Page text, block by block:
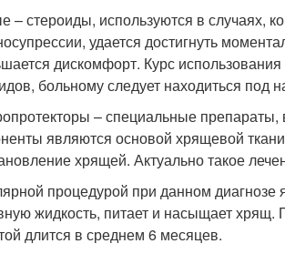
– стероиды, используются в случаях,
удается достигнуть
дискомфорт. Курс
больному следует находиться под
– специальные препараты,
являются основой хрящевой
хрящей. Актуально такое
процедурой при данном диагнозе
жидкость, питает и насыщает
длится в среднем 6 месяцев.